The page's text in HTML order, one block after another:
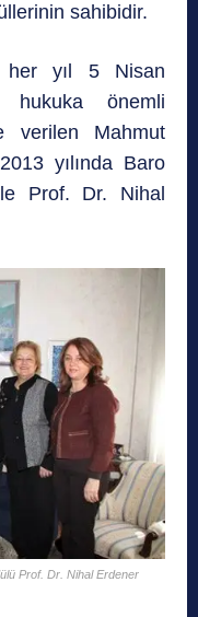
sahibidir.
her yıl 5 Nisan
hukuka önemli
verilen Mahmut
yılında Baro
Prof. Dr. Nihal
Prof. Dr. Nihal Erdener